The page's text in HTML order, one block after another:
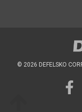
K-type
DPMS
© 2026 DEFELSKO